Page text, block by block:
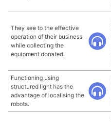
They see to the effective
operation of their business
while collecting the
equipment donated.
Functioning using
structured light has the
advantage of localising the
robots.